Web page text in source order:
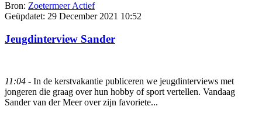
Bron: Zoetermeer Actief
Geüpdatet: 29 December 2021 10:52
Jeugdinterview Sander
11:04 - In de kerstvakantie publiceren we jeugdinterviews met
jongeren die graag over hun hobby of sport vertellen. Vandaag
Sander van der Meer over zijn favoriete...